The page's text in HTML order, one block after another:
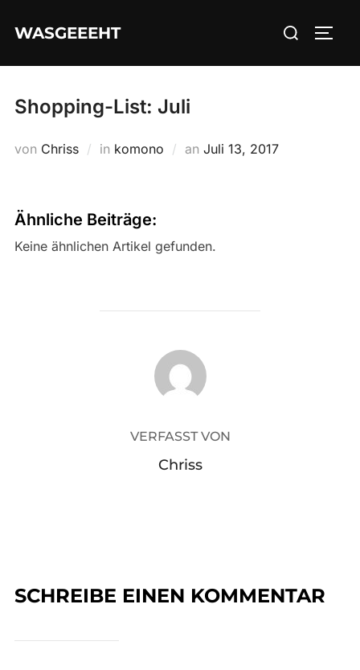
InhaltWASGEEEHT
Suchen
Shopping-List: Juli
von Chriss in komono an Veröffentlicht
Juli 13, 2017
Ähnliche Beiträge:
Keine ähnlichen Artikel gefunden.
BEITRAGSAUTOR
VERFASST VON
Chriss
SCHREIBE EINEN KOMMENTAR